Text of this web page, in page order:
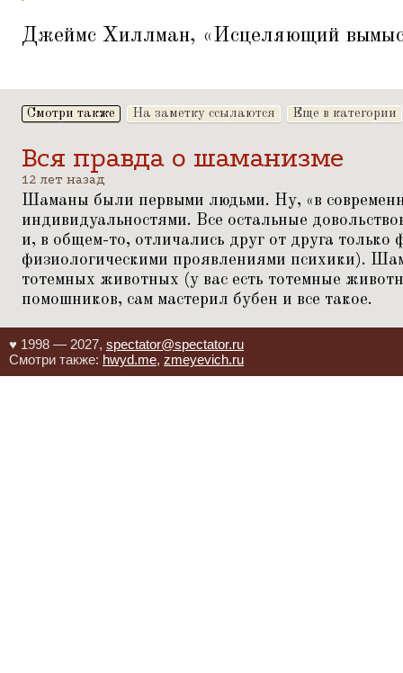
Джеймс Хиллман, «Исцеляющий
Смотри также На заметку ссылаются Еще в категории
Вся правда о шаманизме
12 лет назад
Шаманы были первыми людьми. Ну, «в
индивидуальностями. Все остальные
и, в общем-то, отличались друг от друга только
физиологическими проявлениями психики).
тотемных животных (у вас есть тотемные
помошников, сам мастерил бубен и все такое.
♥ 1998 — 2027, spectator@spectator.ru
Смотри также: hwyd.me, zmeyevich.ru